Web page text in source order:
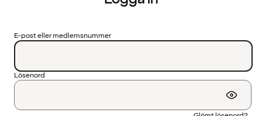
E-post eller medlemsnummer
Lösenord